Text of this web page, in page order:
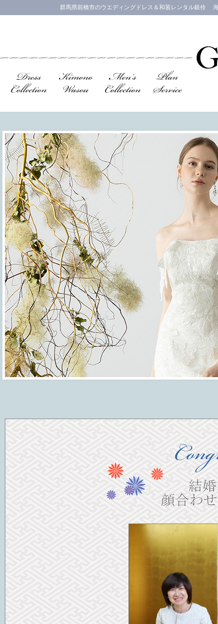
群馬県前橋市のウエディングドレス＆和装レンタル銀伶